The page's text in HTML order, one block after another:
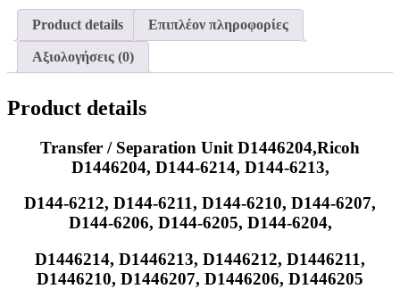
Product details Επιπλέον πληροφορίες
Αξιολογήσεις (0)
Product details
Transfer / Separation Unit D1446204,Ricoh
D1446204, D144-6214, D144-6213,
D144-6212, D144-6211, D144-6210, D144-6207,
D144-6206, D144-6205, D144-6204,
D1446214, D1446213, D1446212, D1446211,
D1446210, D1446207, D1446206, D1446205